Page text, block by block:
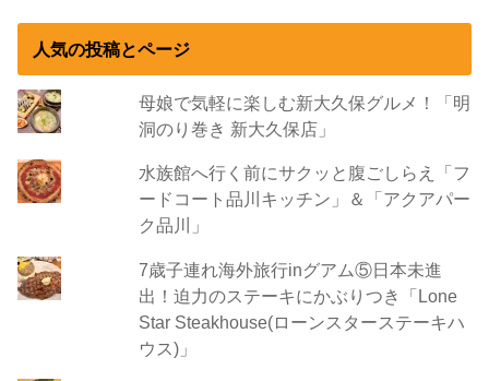
人気の投稿とページ
母娘で気軽に楽しむ新大久保グルメ！「明
洞のり巻き 新大久保店」
水族館へ行く前にサクッと腹ごしらえ「フ
ードコート品川キッチン」＆「アクアパー
ク品川」
7歳子連れ海外旅行inグアム⑤日本未進
出！迫力のステーキにかぶりつき「Lone
Star Steakhouse(ローンスターステーキハ
ウス)」